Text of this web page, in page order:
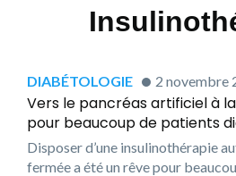
DIABÉTOLOGIE 2 novembre
Vers le pancréas artificiel à
pour beaucoup de patients
Disposer d’une insulinothérapie
fermée a été un rêve pour